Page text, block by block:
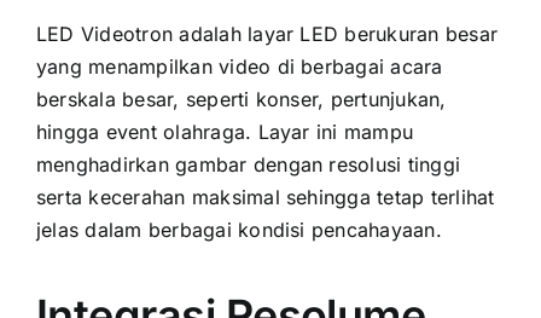
LED Videotron adalah layar LED berukuran besar
yang menampilkan video di berbagai acara
berskala besar, seperti konser, pertunjukan,
hingga event olahraga. Layar ini mampu
menghadirkan gambar dengan resolusi tinggi
serta kecerahan maksimal sehingga tetap terlihat
jelas dalam berbagai kondisi pencahayaan.